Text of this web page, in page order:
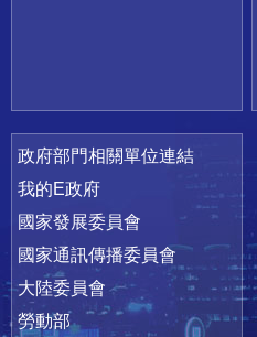
政府部門相關單位連結
我的E政府
國家發展委員會
國家通訊傳播委員會
大陸委員會
勞動部